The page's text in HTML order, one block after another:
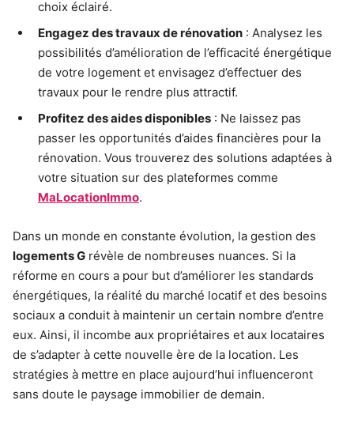
choix éclairé.
Engagez des travaux de rénovation : Analysez les
possibilités d’amélioration de l’efficacité énergétique
de votre logement et envisagez d’effectuer des
travaux pour le rendre plus attractif.
Profitez des aides disponibles : Ne laissez pas
passer les opportunités d’aides financières pour la
rénovation. Vous trouverez des solutions adaptées à
votre situation sur des plateformes comme
MaLocationImmo.
Dans un monde en constante évolution, la gestion des
logements G révèle de nombreuses nuances. Si la
réforme en cours a pour but d’améliorer les standards
énergétiques, la réalité du marché locatif et des besoins
sociaux a conduit à maintenir un certain nombre d’entre
eux. Ainsi, il incombe aux propriétaires et aux locataires
de s’adapter à cette nouvelle ère de la location. Les
stratégies à mettre en place aujourd’hui influenceront
sans doute le paysage immobilier de demain.